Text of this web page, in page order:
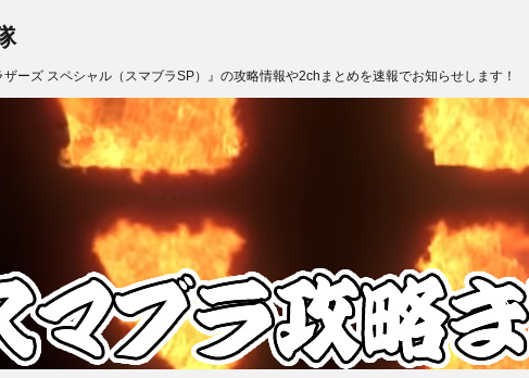
ーズ スペシャル（スマブラSP）』の攻略情報や2chまとめを速報でお知らせします！